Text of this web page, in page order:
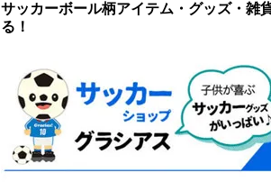
サッカーボール柄アイテム・グッズ・
る！